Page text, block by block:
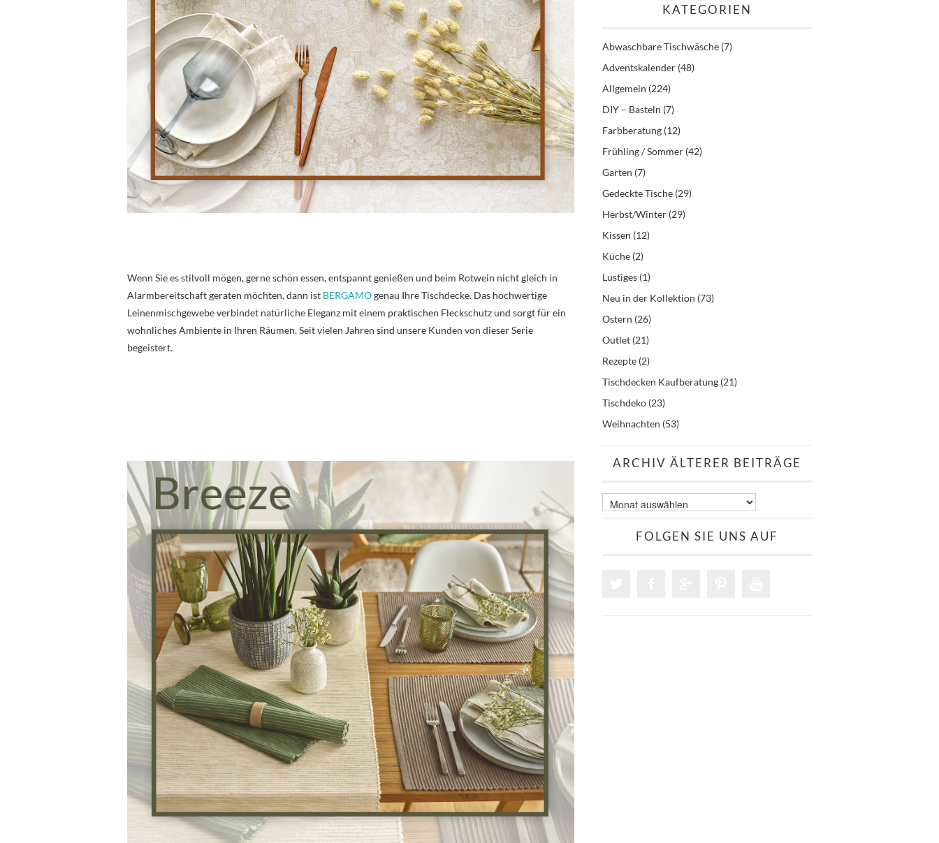
Wenn Sie es stilvoll mögen, gerne schön essen, entspannt genießen und beim Rotwein nicht gleich in
Alarmbereitschaft geraten möchten, dann ist BERGAMOgenau Ihre Tischdecke. Das hochwertige
Leinenmischgewebe verbindet natürliche Eleganz mit einem praktischen Fleckschutz und sorgt für ein
wohnliches Ambiente in Ihren Räumen. Seit vielen Jahren sind unsere Kunden von dieser Serie
begeistert.
KATEGORIEN
Abwaschbare Tischwäsche (7)
Adventskalender (48)
Allgemein (224)
DIY – Basteln (7)
Farbberatung (12)
Frühling / Sommer (42)
Garten (7)
Gedeckte Tische (29)
Herbst/Winter (29)
Kissen (12)
Küche (2)
Lustiges (1)
Neu in der Kollektion (73)
Ostern (26)
Outlet (21)
Rezepte (2)
Tischdecken Kaufberatung (21)
Tischdeko (23)
Weihnachten (53)
ARCHIV ÄLTERER BEITRÄGE
Archiv
älterer
FOLGEN SIE UNS AUF